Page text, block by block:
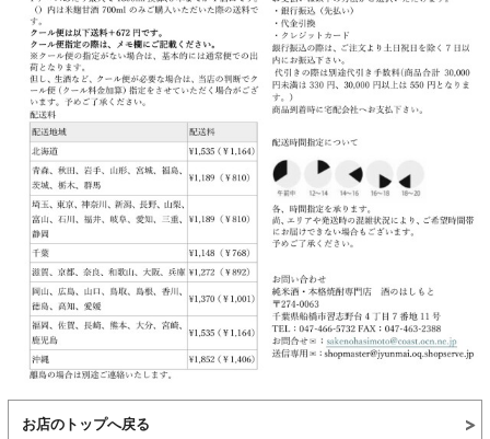
お店のトップへ戻る